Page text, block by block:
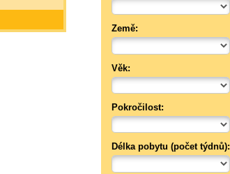
Země:
Věk:
Pokročilost:
Délka pobytu (počet týdnů):